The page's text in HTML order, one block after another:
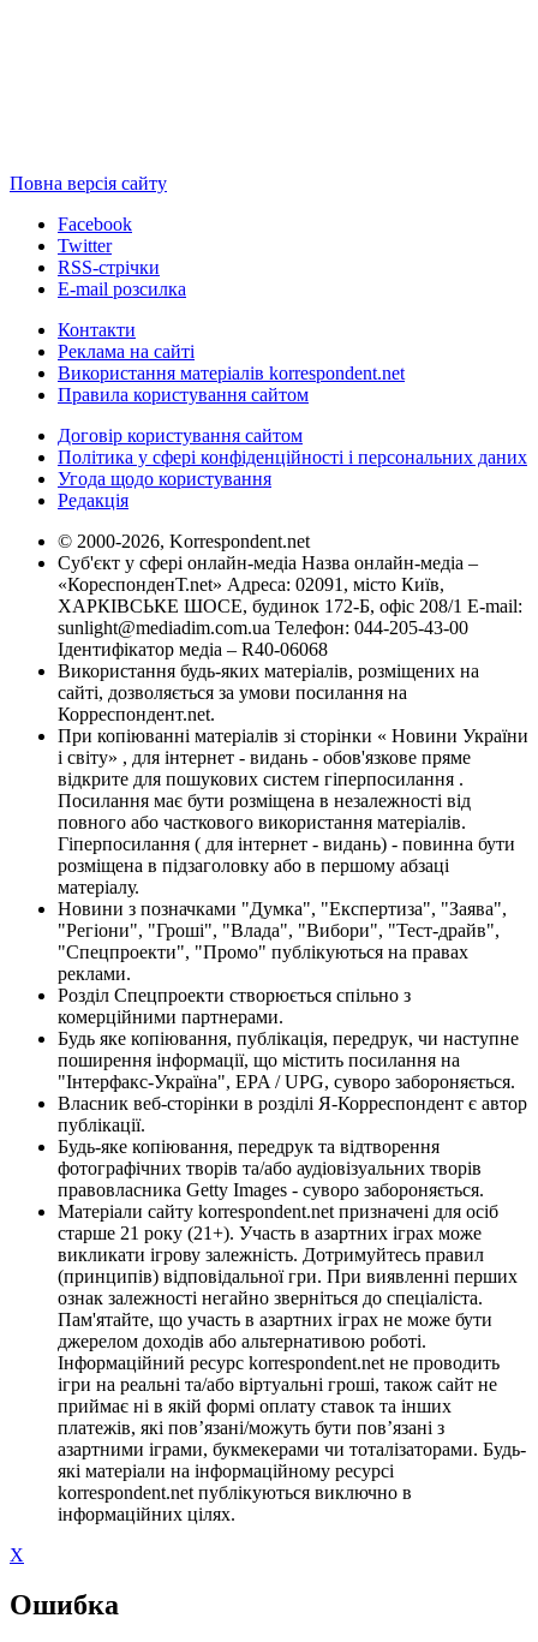
Повна версія сайту
Facebook
Twitter
RSS-стрічки
E-mail розсилка
Контакти
Реклама на сайті
Використання матеріалів korrespondent.net
Правила користування сайтом
Договір користування сайтом
Політика у сфері конфіденційності і персональних даних
Угода щодо користування
Редакція
© 2000-2026, Korrespondent.net
Суб'єкт у сфері онлайн-медіа Назва онлайн-медіа –
«КореспонденТ.net» Адреса: 02091, місто Київ,
ХАРКІВСЬКЕ ШОСЕ, будинок 172-Б, офіс 208/1 E-mail:
sunlight@mediadim.com.ua Телефон: 044-205-43-00
Ідентифікатор медіа – R40-06068
Використання будь-яких матеріалів, розміщених на
сайті, дозволяється за умови посилання на
Корреспондент.net.
При копіюванні матеріалів зі сторінки « Новини України
і світу» , для інтернет - видань - обов'язкове пряме
відкрите для пошукових систем гіперпосилання .
Посилання має бути розміщена в незалежності від
повного або часткового використання матеріалів.
Гіперпосилання ( для інтернет - видань) - повинна бути
розміщена в підзаголовку або в першому абзаці
матеріалу.
Новини з позначками "Думка", "Експертиза", "Заява",
"Регіони", "Гроші", "Влада", "Вибори", "Тест-драйв",
"Спецпроекти", "Промо" публікуються на правах
реклами.
Розділ Спецпроекти створюється спільно з
комерційними партнерами.
Будь яке копіювання, публікація, передрук, чи наступне
поширення інформації, що містить посилання на
"Інтерфакс-Україна", EPA / UPG, суворо забороняється.
Власник веб-сторінки в розділі Я-Корреспондент є автор
публікації.
Будь-яке копіювання, передрук та відтворення
фотографічних творів та/або аудіовізуальних творів
правовласника Getty Images - суворо забороняється.
Матеріали сайту korrespondent.net призначені для осіб
старше 21 року (21+). Участь в азартних іграх може
викликати ігрову залежність. Дотримуйтесь правил
(принципів) відповідальної гри. При виявленні перших
ознак залежності негайно зверніться до спеціаліста.
Пам'ятайте, що участь в азартних іграх не може бути
джерелом доходів або альтернативою роботі.
Інформаційний ресурс korrespondent.net не проводить
ігри на реальні та/або віртуальні гроші, також сайт не
приймає ні в якій формі оплату ставок та інших
платежів, які пов’язані/можуть бути пов’язані з
азартними іграми, букмекерами чи тоталізаторами. Будь-
які матеріали на інформаційному ресурсі
korrespondent.net публікуються виключно в
інформаційних цілях.
X
Ошибка